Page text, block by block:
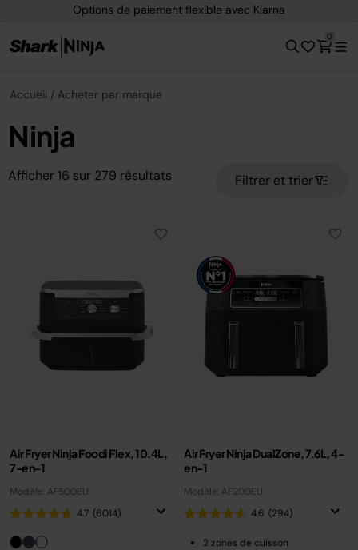
Livraison gratuite dès 40 €
0
Accueil Acheter par marque
Ninja
Afficher 16 sur 279 résultats Filtrer et trier
Air Fryer Ninja Foodi Flex, 10.4L,
7-en-1
Modèle: AF500EU
4.7 (6014)
Air Fryer Ninja DualZone, 7.6L, 4-
en-1
Modèle: AF200EU
4.6 (294)
2 zones de cuisson